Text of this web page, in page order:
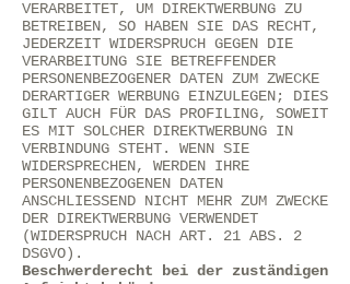
VERARBEITET, UM DIREKTWERBUNG ZU
BETREIBEN, SO HABEN SIE DAS RECHT,
JEDERZEIT WIDERSPRUCH GEGEN DIE
VERARBEITUNG SIE BETREFFENDER
PERSONENBEZOGENER DATEN ZUM ZWECKE
DERARTIGER WERBUNG EINZULEGEN; DIES
GILT AUCH FÜR DAS PROFILING, SOWEIT
ES MIT SOLCHER DIREKTWERBUNG IN
VERBINDUNG STEHT. WENN SIE
WIDERSPRECHEN, WERDEN IHRE
PERSONENBEZOGENEN DATEN
ANSCHLIESSEND NICHT MEHR ZUM ZWECKE
DER DIREKTWERBUNG VERWENDET
(WIDERSPRUCH NACH ART. 21 ABS. 2
DSGVO).
Beschwerderecht bei der zuständigen